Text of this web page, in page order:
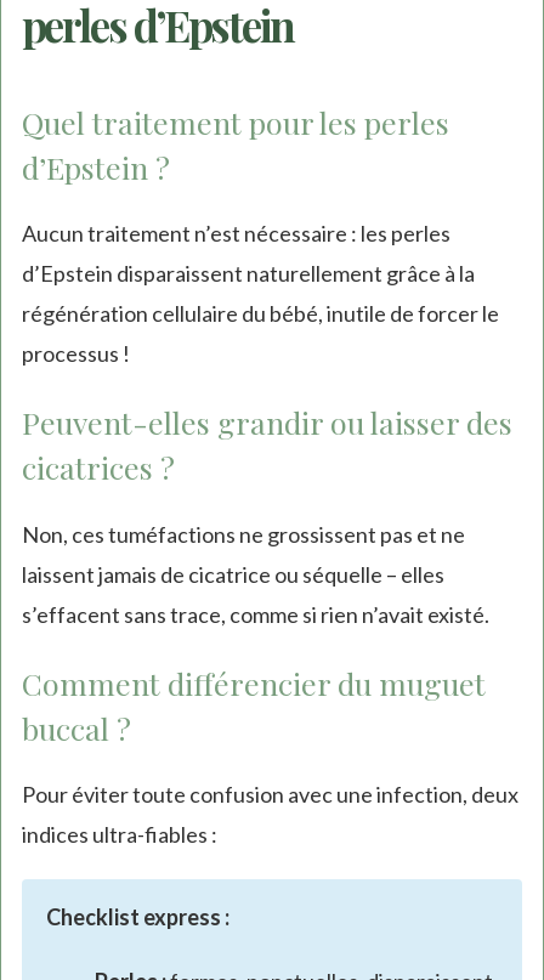
perles d’Epstein
Quel traitement pour les perles
d’Epstein ?
Aucun traitement n’est nécessaire : les perles
d’Epstein disparaissent naturellement grâce à la
régénération cellulaire du bébé, inutile de forcer le
processus !
Peuvent-elles grandir ou laisser des
cicatrices ?
Non, ces tuméfactions ne grossissent pas et ne
laissent jamais de cicatrice ou séquelle – elles
s’effacent sans trace, comme si rien n’avait existé.
Comment différencier du muguet
buccal ?
Pour éviter toute confusion avec une infection, deux
indices ultra-fiables :
Checklist express :